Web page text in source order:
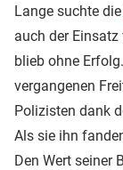
Lange suchte die
auch der
blieb ohne
vergangenen
Polizisten dank
Als sie ihn
Den Wert seiner